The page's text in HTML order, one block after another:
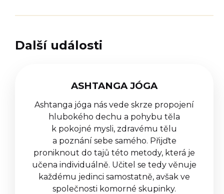
Další události
ASHTANGA JÓGA
Ashtanga jóga nás vede skrze propojení
hlubokého dechu a pohybu těla
k pokojné mysli, zdravému tělu
a poznání sebe samého. Přijďte
proniknout do tajů této metody, která je
učena individuálně. Učitel se tedy věnuje
každému jedinci samostatně, avšak ve
společnosti komorné skupinky.